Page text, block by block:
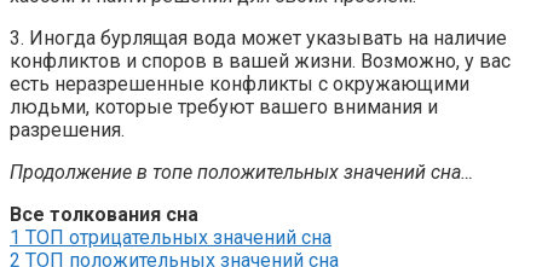
3. Иногда бурлящая вода может указывать на наличие
конфликтов и споров в вашей жизни. Возможно, у вас
есть неразрешенные конфликты с окружающими
людьми, которые требуют вашего внимания и
разрешения.
Продолжение в топе положительных значений сна…
Все толкования сна
1 ТОП отрицательных значений сна
2 ТОП положительных значений сна